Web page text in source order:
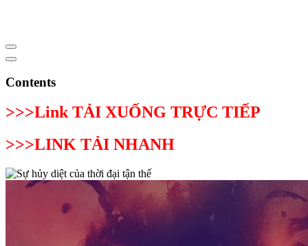
Contents
>>>Link TẢI XUỐNG TRỰC TIẾP
>>>LINK TẢI NHANH